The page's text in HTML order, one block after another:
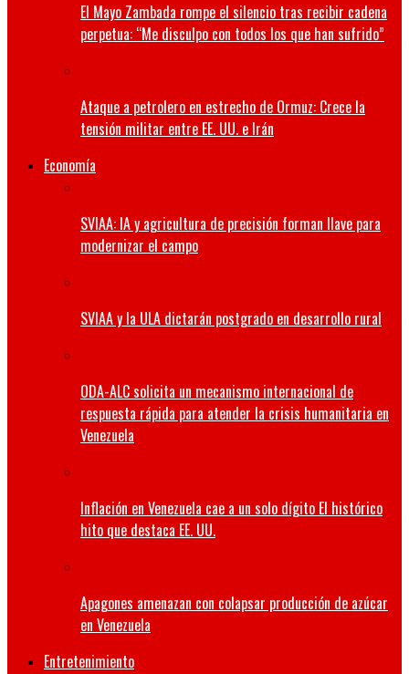
El Mayo Zambada rompe el silencio tras recibir cadena
perpetua: “Me disculpo con todos los que han sufrido”
Ataque a petrolero en estrecho de Ormuz: Crece la
tensión militar entre EE. UU. e Irán
Economía
SVIAA: IA y agricultura de precisión forman llave para
modernizar el campo
SVIAA y la ULA dictarán postgrado en desarrollo rural
ODA-ALC solicita un mecanismo internacional de
respuesta rápida para atender la crisis humanitaria en
Venezuela
Inflación en Venezuela cae a un solo dígito El histórico
hito que destaca EE. UU.
Apagones amenazan con colapsar producción de azúcar
en Venezuela
Entretenimiento